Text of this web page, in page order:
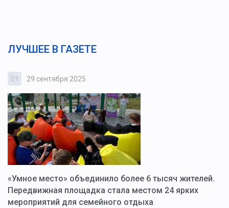
ЛУЧШЕЕ В ГАЗЕТЕ
01 29 сентября 2025
«Умное место» объединило более 6 тысяч жителей.
Передвижная площадка стала местом 24 ярких
мероприятий для семейного отдыха